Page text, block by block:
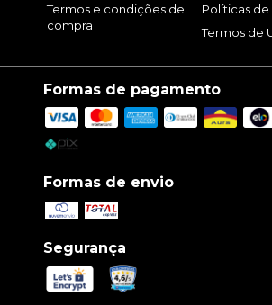
Termos e condições de
compra
Políticas
Termos de
Formas de pagamento
Formas de envio
Segurança